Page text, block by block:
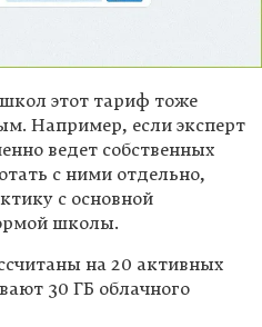
этот тариф тоже
Например, если эксперт
ведет собственных
с ними отдельно,
с основной
школы.
на 20 активных
30 ГБ облачного